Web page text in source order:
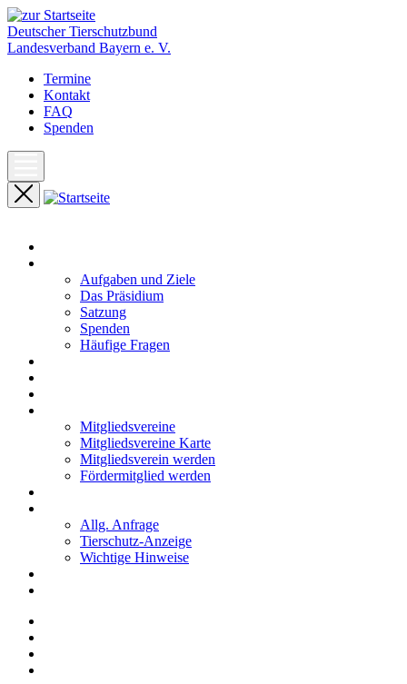
Deutscher Tierschutzbund
Landesverband Bayern e. V.
Termine
Kontakt
FAQ
Spenden
Aufgaben und Ziele
Das Präsidium
Satzung
Spenden
Häufige Fragen
Mitgliedsvereine
Mitgliedsvereine Karte
Mitgliedsverein werden
Fördermitglied werden
Allg. Anfrage
Tierschutz-Anzeige
Wichtige Hinweise